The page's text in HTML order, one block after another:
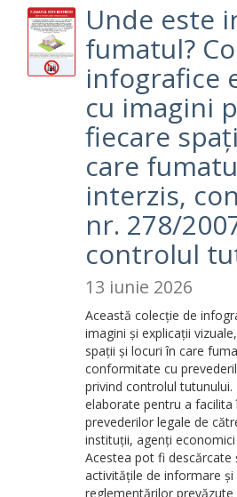
Unde este
fumatul?
infografice
cu imagini
fiecare
care
interzis,
nr. 278/
controlul
13 iunie 2026
Această colecție de
imagini și explicații
spații și locuri în care
conformitate cu
privind controlul
elaborate pentru a facilita
prevederilor legale de
instituții, agenți economici
Acestea pot fi descărcate
activitățile de informare
reglementărilor